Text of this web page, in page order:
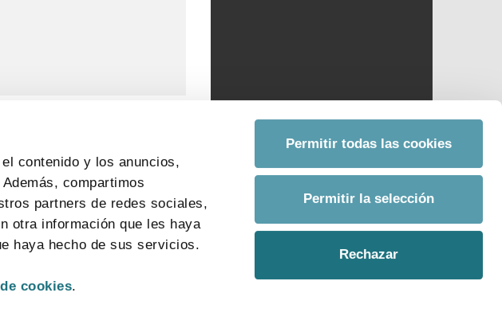
contenido y los anuncios,
compartimos
partners de redes sociales,
otra información que les haya
haya hecho de sus servicios.
cookies.
Permitir todas las cookies
Permitir la selección
Rechazar